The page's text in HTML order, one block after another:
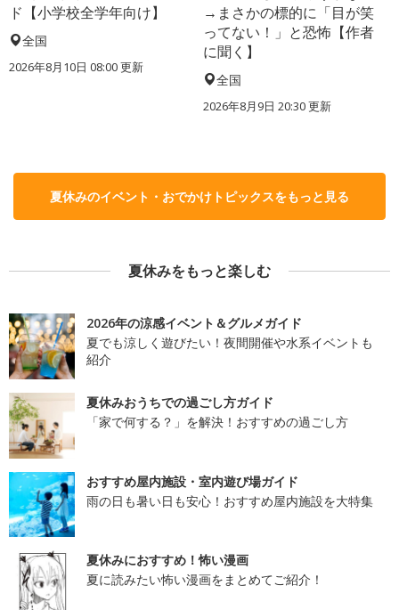
ド【小学校全学年向け】
全国
2026年8月10日 08:00更新
→まさかの標的に「目が笑
ってない！」と恐怖【作者
に聞く】
全国
2026年8月9日 20:30更新
夏休みのイベント・おでかけトピックスをもっと見る
夏休みをもっと楽しむ
2026年の涼感イベント＆グルメガイド
夏でも涼しく遊びたい！夜間開催や水系イベントも
紹介
夏休みおうちでの過ごし方ガイド
「家で何する？」を解決！おすすめの過ごし方
おすすめ屋内施設・室内遊び場ガイド
雨の日も暑い日も安心！おすすめ屋内施設を大特集
夏休みにおすすめ！怖い漫画
夏に読みたい怖い漫画をまとめてご紹介！